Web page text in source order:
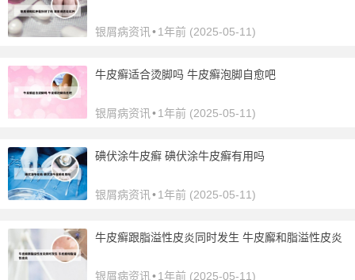
银屑病资讯 •1年前 (2025-05-11)
牛皮癣适合烫脚吗 牛皮癣泡脚自愈吧
银屑病资讯 •1年前 (2025-05-11)
碘伏涂牛皮癣 碘伏涂牛皮癣有用吗
银屑病资讯 •1年前 (2025-05-11)
牛皮癣跟脂溢性皮炎同时发生 牛皮廨和脂溢性皮炎
银屑病资讯 •1年前 (2025-05-11)